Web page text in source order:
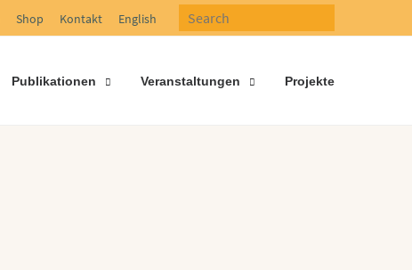
Shop Kontakt English
Publikationen Veranstaltungen Projekte